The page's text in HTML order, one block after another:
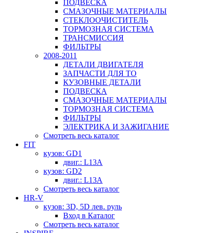
ПОДВЕСКА
СМАЗОЧНЫЕ МАТЕРИАЛЫ
СТЕКЛООЧИСТИТЕЛЬ
ТОРМОЗНАЯ СИСТЕМА
ТРАНСМИССИЯ
ФИЛЬТРЫ
2008-2011
ДЕТАЛИ ДВИГАТЕЛЯ
ЗАПЧАСТИ ДЛЯ ТО
КУЗОВНЫЕ ДЕТАЛИ
ПОДВЕСКА
СМАЗОЧНЫЕ МАТЕРИАЛЫ
ТОРМОЗНАЯ СИСТЕМА
ФИЛЬТРЫ
ЭЛЕКТРИКА И ЗАЖИГАНИЕ
Смотреть весь каталог
FIT
кузов: GD1
двиг.: L13A
кузов: GD2
двиг.: L13A
Смотреть весь каталог
HR-V
кузов: 3D, 5D лев. руль
Вход в Каталог
Смотреть весь каталог